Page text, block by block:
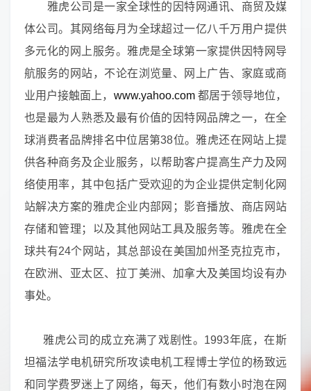
雅虎公司是一家全球性的因特网通讯、商贸及媒
体公司。其网络每月为全球超过一亿八千万用户提供
多元化的网上服务。雅虎是全球第一家提供因特网导
航服务的网站，不论在浏览量、网上广告、家庭或商
业用户接触面上， www.yahoo.com都居于领导地位，
也是最为人熟悉及最有价值的因特网品牌之一，在全
球消费者品牌排名中位居第38位。雅虎还在网站上提
供各种商务及企业服务，以帮助客户提高生产力及网
络使用率，其中包括广受欢迎的为企业提供定制化网
站解决方案的雅虎企业内部网；影音播放、商店网站
存储和管理；以及其他网站工具及服务等。雅虎在全
球共有24个网站，其总部设在美国加州圣克拉克市，
在欧洲、亚太区、拉丁美洲、加拿大及美国均设有办
事处。
雅虎公司的成立充满了戏剧性。1993年底，在斯
坦福法学电机研究所攻读电机工程博士学位的杨致远
和同学费罗迷上了网络，每天，他们有数小时泡在网